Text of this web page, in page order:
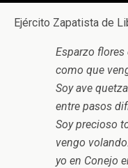
Ejército Zapatista de
Esparzo flores
como que
Soy ave
entre pasos
Soy precioso
vengo
yo en Conejo